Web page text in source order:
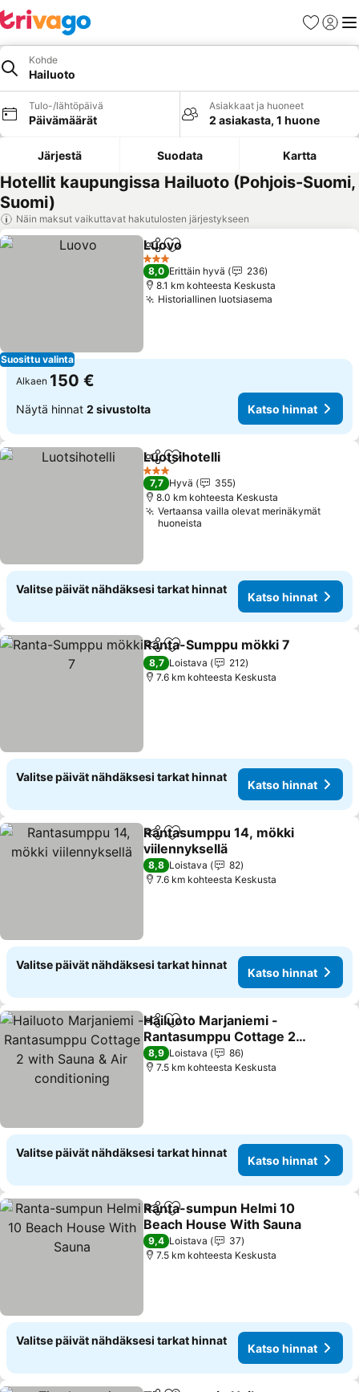
Suosikit
Kohde
Hailuoto
Tulo-/lähtöpäivä
Päivämäärät
Asiakkaat ja huoneet
2 asiakasta, 1 huone
Järjestä Suodata Kartta
Hotellit kaupungissa Hailuoto (Pohjois-Suomi,
Suomi)
Näin maksut vaikuttavat hakutulosten järjestykseen
Suosittu valinta
Jaa Lisää suosikkeihin
Luovo
3 Tähtiluokitus
8,0 Erittäin hyvä
236
8.1 km kohteesta Keskusta
Historiallinen luotsiasema
Alkaen 150 €
Näytä hinnat 2 sivustolta Katso hinnat
Jaa Lisää suosikkeihin
Luotsihotelli
3 Tähtiluokitus
7,7 Hyvä
355
8.0 km kohteesta Keskusta
Vertaansa vailla olevat merinäkymät
huoneista
Valitse päivät nähdäksesi tarkat hinnat
Katso hinnat
Jaa Lisää suosikkeihin
Ranta-Sumppu mökki 7
8,7 Loistava
212
7.6 km kohteesta Keskusta
Valitse päivät nähdäksesi tarkat hinnat
Katso hinnat
Jaa Lisää suosikkeihin
Rantasumppu 14, mökki
viilennyksellä
8,8 Loistava
82
7.6 km kohteesta Keskusta
Valitse päivät nähdäksesi tarkat hinnat
Katso hinnat
Jaa Lisää suosikkeihin
Hailuoto Marjaniemi -
Rantasumppu Cottage 2
with Sauna & Air
conditioning
8,9 Loistava
86
7.5 km kohteesta Keskusta
Valitse päivät nähdäksesi tarkat hinnat
Katso hinnat
Jaa Lisää suosikkeihin
Ranta-sumpun Helmi 10
Beach House With Sauna
9,4 Loistava
37
7.5 km kohteesta Keskusta
Valitse päivät nähdäksesi tarkat hinnat
Katso hinnat